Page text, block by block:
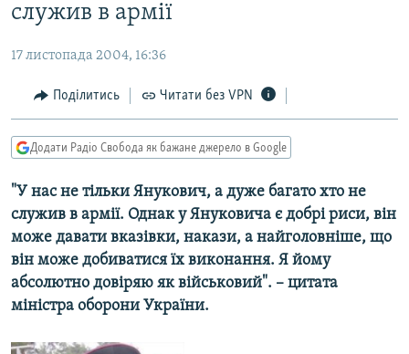
УКРАЇНА
СХЕМИ
СПЕЦПРОЄКТИ
КРИМ РЕАЛІЇ
РУС
УКР
КТАТ
служив в армії
17 листопада 2004, 16:36
Поділитись Читати без VPN
Додати Радіо Свобода як бажане джерело в Google
"У нас не тільки Янукович, а дуже багато хто не
служив в армії. Однак у Януковича є добрі риси, він
може давати вказівки, накази, а найголовніше, що
він може добиватися їх виконання. Я йому
абсолютно довіряю як військовий". – цитата
міністра оборони України.